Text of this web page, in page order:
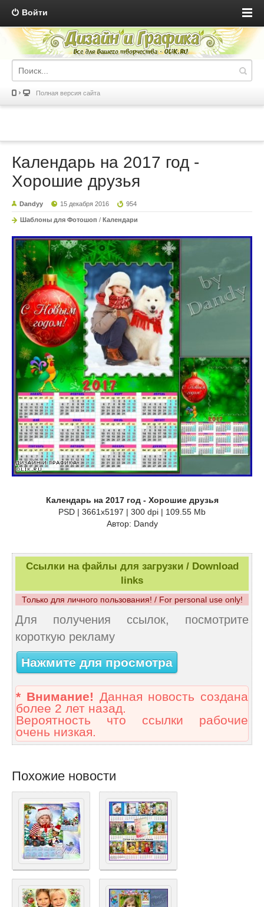
Войти
Полная версия сайта
Календарь на 2017 год -
Хорошие друзья
Dandyy 15 декабря 2016 954
Шаблоны для Фотошоп / Календари
Календарь на 2017 год - Хорошие друзья
PSD | 3661x5197 | 300 dpi | 109.55 Mb
Автор: Dandy
Ссылки на файлы для загрузки / Download
links
Только для личного пользования! / For personal use only!
Для получения ссылок, посмотрите
короткую рекламу
Нажмите для просмотра
* Внимание! Данная новость создана
более 2 лет назад.
Вероятность что ссылки рабочие
очень низкая.
Похожие новости